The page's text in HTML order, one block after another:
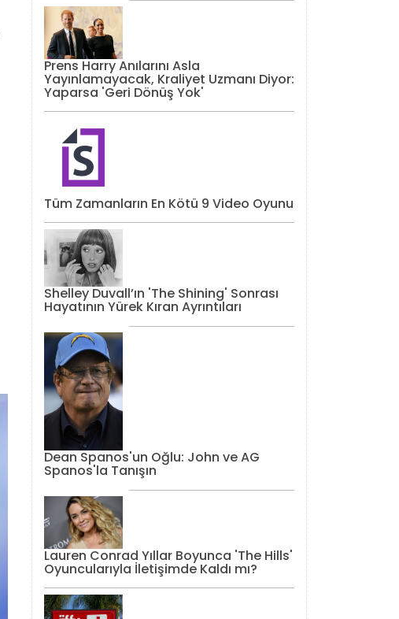
Prens Harry Anılarını Asla
Yayınlamayacak, Kraliyet Uzmanı Diyor:
Yaparsa 'Geri Dönüş Yok'
Tüm Zamanların En Kötü 9 Video Oyunu
Shelley Duvall’ın 'The Shining' Sonrası
Hayatının Yürek Kıran Ayrıntıları
Dean Spanos'un Oğlu: John ve AG
Spanos'la Tanışın
Lauren Conrad Yıllar Boyunca 'The Hills'
Oyuncularıyla İletişimde Kaldı mı?